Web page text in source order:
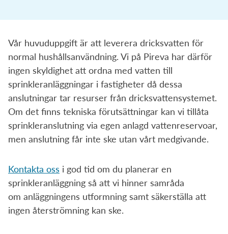
Om Pireva
Mina sidor
Öppettider
Vad söker du?
Sök
Vanliga sökningar:
SorteringsguideSophämtningTömningsschema
ÅtervinningscentralSlamtömning
Vår huvuduppgift är att leverera dricksvatten för
normal hushållsanvändning. Vi på Pireva har därför
ingen skyldighet att ordna med vatten till
sprinkleranläggningar i fastigheter då dessa
anslutningar tar resurser från dricksvattensystemet.
Om det finns tekniska förutsättningar kan vi tillåta
sprinkleranslutning via egen anlagd vattenreservoar,
men anslutning får inte ske utan vårt medgivande.
Kontakta oss i god tid om du planerar en
sprinkleranläggning så att vi hinner samråda
om anläggningens utformning samt säkerställa att
ingen återströmning kan ske.